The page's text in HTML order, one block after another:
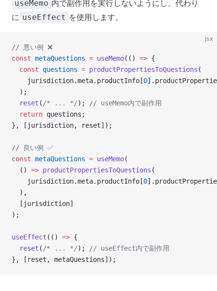
useMemo 内で副作用を実行しないようにし、代わり
に useEffect を使用します。
jsx
// 悪い例 ❌
const metaQuestions = useMemo(() => {
  const
questions = productPropertiesToQuestions (
    jurisdiction.meta.productInfo[
0
  );
  reset
( /* ... */);
// useMemo内で副作用
  return
questions;
}, [jurisdiction, reset]);
// 良い例 ✅
const metaQuestions = useMemo(
  ()
=> productPropertiesToQuestions (
    jurisdiction.meta.productInfo[
0
  ),
  [jurisdiction]
);
useEffect (() => {
  reset
( /* ... */);
// useEffect内で副作用
}, [reset, metaQuestions]);